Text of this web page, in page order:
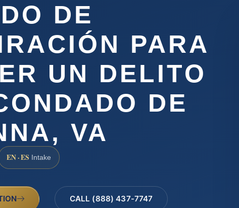
DE
PARA
UN DELITO
DE
VA
EN · ES Intake
CALL (888) 437-7747